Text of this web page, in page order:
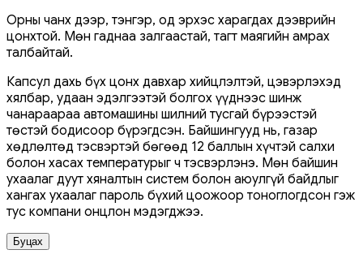
Орны чанх дээр, тэнгэр, од эрхэс харагдах дээврийн
цонхтой. Мөн гаднаа залгаастай, тагт маягийн амрах
талбайтай.
Капсул дахь бүх цонх давхар хийцлэлтэй, цэвэрлэхэд
хялбар, удаан эдэлгээтэй болгох үүднээс шинж
чанараараа автомашины шилний тусгай бүрээстэй
төстэй бодисоор бүрэгдсэн. Байшингууд нь, газар
хөдлөлтөд тэсвэртэй бөгөөд 12 баллын хүчтэй салхи
болон хасах температурыг ч тэсвэрлэнэ. Мөн байшин
ухаалаг дуут хяналтын систем болон аюулгүй байдлыг
хангах ухаалаг пароль бүхий цоожоор тоноглогдсон гэж
тус компани онцлон мэдэгджээ.
Буцах